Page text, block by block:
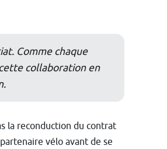
Comme chaque
collaboration en
la reconduction du contrat
vélo avant de se